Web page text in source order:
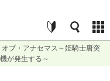
オブ・アナセマス～姫騎士唐突
が発生する～